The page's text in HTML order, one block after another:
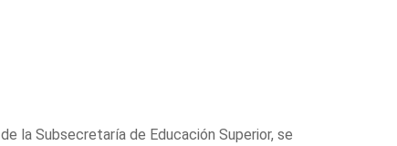
la Subsecretaría de Educación Superior, se